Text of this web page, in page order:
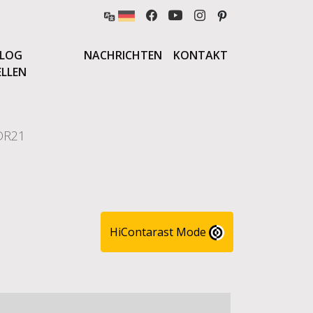
NACHRICHTEN KONTAKT
HiContarast Mode